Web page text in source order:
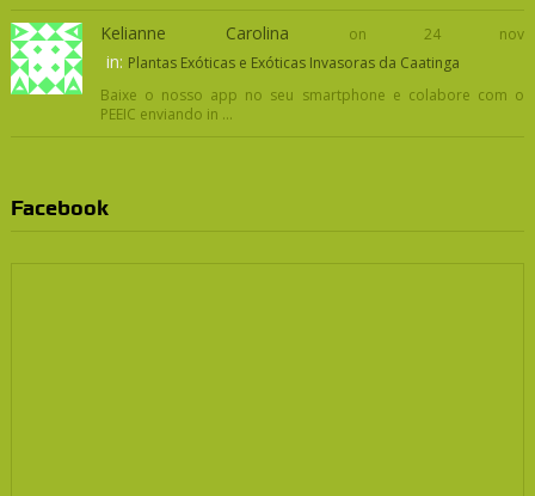
Kelianne Carolina on 24 nov
in: Plantas Exóticas e Exóticas Invasoras da Caatinga
Baixe o nosso app no seu smartphone e colabore com o
PEEIC enviando in ...
Facebook